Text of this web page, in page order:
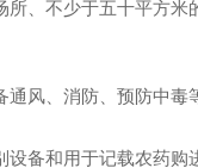
、不少于五十平方
风、消防、预防中
备和用于记载农药